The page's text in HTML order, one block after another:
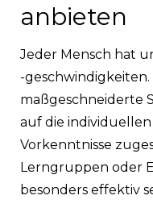
anbieten
Jeder Mensch hat
-
maßgeschneiderte
auf die
Vorkenntnisse
Lerngruppen oder
besonders effektiv